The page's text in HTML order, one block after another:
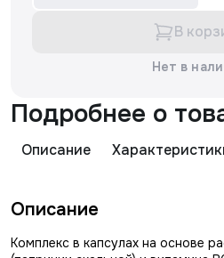
В
Нет в
Подробнее о
Описание
Описание
Комплекс в капсулах на основе